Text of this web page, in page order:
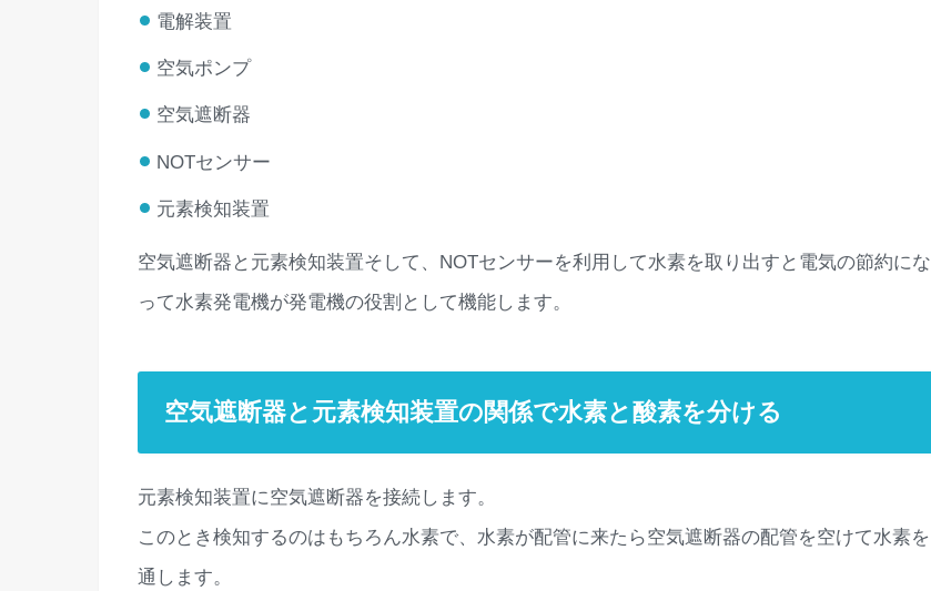
電解装置
空気ポンプ
空気遮断器
NOTセンサー
元素検知装置
空気遮断器と元素検知装置そして、NOTセンサーを利用して水素を取り出すと電気の節約にな
って水素発電機が発電機の役割として機能します。
空気遮断器と元素検知装置の関係で水素と酸素を分ける
元素検知装置に空気遮断器を接続します。
このとき検知するのはもちろん水素で、水素が配管に来たら空気遮断器の配管を空けて水素を
通します。